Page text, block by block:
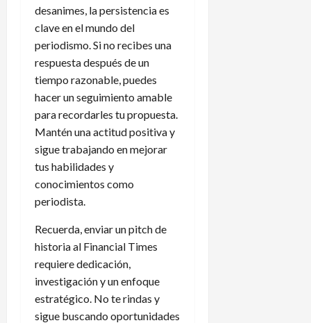
desanimes, la persistencia es
clave en el mundo del
periodismo. Si no recibes una
respuesta después de un
tiempo razonable, puedes
hacer un seguimiento amable
para recordarles tu propuesta.
Mantén una actitud positiva y
sigue trabajando en mejorar
tus habilidades y
conocimientos como
periodista.
Recuerda, enviar un pitch de
historia al Financial Times
requiere dedicación,
investigación y un enfoque
estratégico. No te rindas y
sigue buscando oportunidades